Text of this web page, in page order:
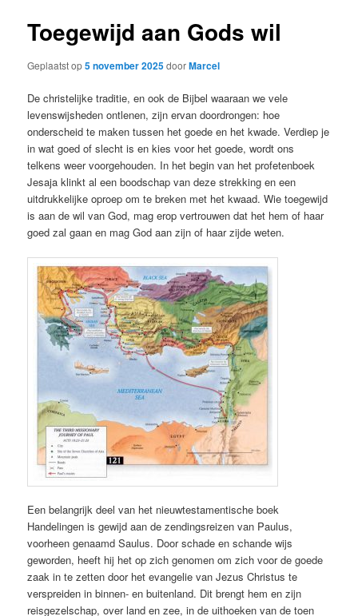
Toegewijd aan Gods wil
Geplaatst op5 november 2025doorMarcel
De christelijke traditie, en ook de Bijbel waaraan we vele
levenswijsheden ontlenen, zijn ervan doordrongen: hoe
onderscheid te maken tussen het goede en het kwade. Verdiep je
in wat goed of slecht is en kies voor het goede, wordt ons
telkens weer voorgehouden. In het begin van het profetenboek
Jesaja klinkt al een boodschap van deze strekking en een
uitdrukkelijke oproep om te breken met het kwaad. Wie toegewijd
is aan de wil van God, mag erop vertrouwen dat het hem of haar
goed zal gaan en mag God aan zijn of haar zijde weten.
Een belangrijk deel van het nieuwtestamentische boek
Handelingen is gewijd aan de zendingsreizen van Paulus,
voorheen genaamd Saulus. Door schade en schande wijs
geworden, heeft hij het op zich genomen om zich voor de goede
zaak in te zetten door het evangelie van Jezus Christus te
verspreiden in binnen- en buitenland. Dit brengt hem en zijn
reisgezelschap, over land en zee, in de uithoeken van de toen